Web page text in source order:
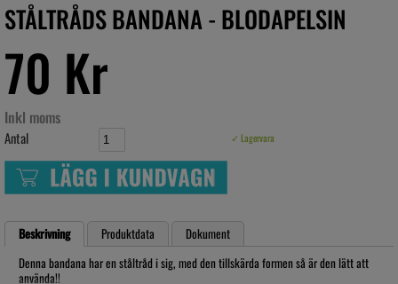
STÅLTRÅDS BANDANA - BLODAPELSIN
70 Kr
Inkl moms
Antal ✓ Lagervara
Beskrivning Produktdata
Dokument
Denna bandana har en ståltråd i sig, med den tillskärda formen så är den lätt att
använda!!